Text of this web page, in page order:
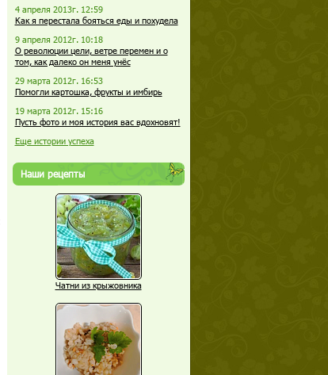
4 апреля 2013г. 12:59
Как я перестала бояться еды и похудела
9 апреля 2012г. 10:18
О революции цели, ветре перемен и о
том, как далеко он меня унёс
29 марта 2012г. 16:53
Помогли картошка, фрукты и имбирь
19 марта 2012г. 15:16
Пусть фото и моя история вас вдохновят!
Еще истории успеха
Наши рецепты
Чатни из крыжовника